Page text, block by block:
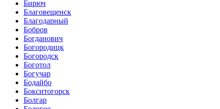
Бирюч
Благовещенск
Благодарный
Бобров
Богданович
Богородицк
Богородск
Боготол
Богучар
Бодайбо
Бокситогорск
Болгар